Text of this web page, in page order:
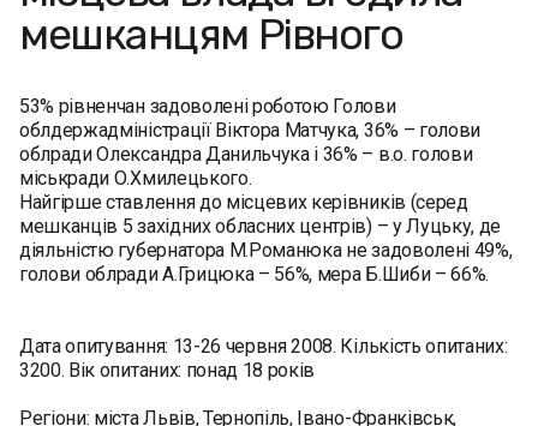
мешканцям Рівного
53% рівненчан задоволені роботою Голови
облдержадміністрації Віктора Матчука, 36% – голови
облради Олександра Данильчука і 36% – в.о. голови
міськради О.Хмилецького.
Найгірше ставлення до місцевих керівників (серед
мешканців 5 західних обласних центрів) – у Луцьку, де
діяльністю губернатора М.Романюка не задоволені 49%,
голови облради А.Грицюка – 56%, мера Б.Шиби – 66%.
Дата опитування: 13-26 червня 2008. Кількість опитаних:
3200. Вік опитаних: понад 18 років
Регіони: міста Львів, Тернопіль, Івано-Франківськ,